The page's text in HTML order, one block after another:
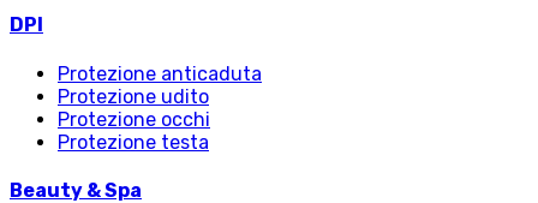
DPI
Protezione anticaduta
Protezione udito
Protezione occhi
Protezione testa
Beauty & Spa